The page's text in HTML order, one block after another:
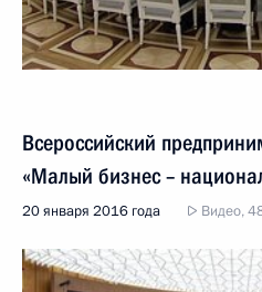
Всероссийский
«Малый бизнес –
20 января 2016 года Видео,